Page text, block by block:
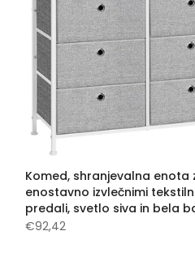
Komed, shranjevalna enota
enostavno izvlečnimi
predali, svetlo siva in bela
€92,42